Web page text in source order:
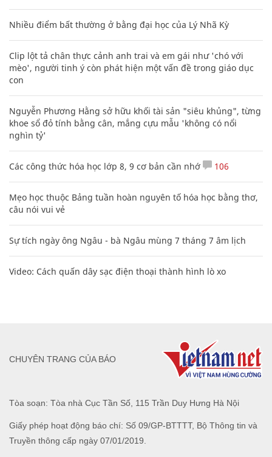
Nhiều điểm bất thường ở bằng đại học của Lý Nhã Kỳ
Clip lột tả chân thực cảnh anh trai và em gái như 'chó với
mèo', người tinh ý còn phát hiện một vấn đề trong giáo dục
con
Nguyễn Phương Hằng sở hữu khối tài sản "siêu khủng", từng
khoe sổ đỏ tính bằng cân, mắng cựu mẫu 'không có nổi
nghìn tỷ'
Các công thức hóa học lớp 8, 9 cơ bản cần nhớ 106
Mẹo học thuộc Bảng tuần hoàn nguyên tố hóa học bằng thơ,
câu nói vui vẻ
Sự tích ngày ông Ngâu - bà Ngâu mùng 7 tháng 7 âm lịch
Video: Cách quấn dây sạc điện thoại thành hình lò xo
Tòa soạn: Tòa nhà Cục Tần Số, 115 Trần Duy Hưng Hà Nội
Giấy phép hoạt động báo chí: Số 09/GP-BTTTT, Bộ Thông tin và
Truyền thông cấp ngày 07/01/2019.
CHUYÊN TRANG CỦA BÁO